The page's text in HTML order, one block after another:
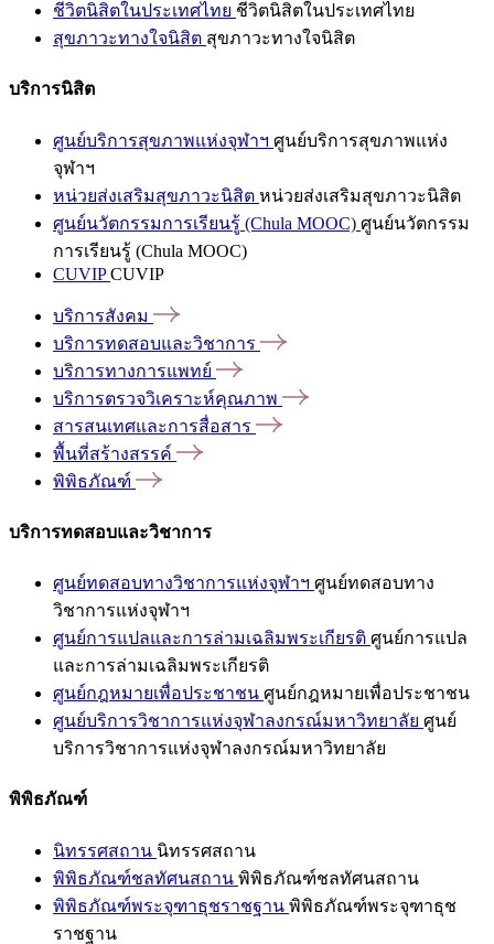
ชีวิตนิสิตในประเทศไทย ชีวิตนิสิตในประเทศไทย
สุขภาวะทางใจนิสิต สุขภาวะทางใจนิสิต
บริการนิสิต
ศูนย์บริการสุขภาพแห่งจุฬาฯ ศูนย์บริการสุขภาพแห่ง
จุฬาฯ
หน่วยส่งเสริมสุขภาวะนิสิต หน่วยส่งเสริมสุขภาวะนิสิต
ศูนย์นวัตกรรมการเรียนรู้ (Chula MOOC) ศูนย์นวัตกรรม
การเรียนรู้ (Chula MOOC)
CUVIPCUVIP
บริการสังคม
บริการทดสอบและวิชาการ
บริการทางการแพทย์
บริการตรวจวิเคราะห์คุณภาพ
สารสนเทศและการสื่อสาร
พื้นที่สร้างสรรค์
พิพิธภัณฑ์
บริการทดสอบและวิชาการ
ศูนย์ทดสอบทางวิชาการแห่งจุฬาฯ ศูนย์ทดสอบทาง
วิชาการแห่งจุฬาฯ
ศูนย์การแปลและการล่ามเฉลิมพระเกียรติ ศูนย์การแปล
และการล่ามเฉลิมพระเกียรติ
ศูนย์กฎหมายเพื่อประชาชน ศูนย์กฎหมายเพื่อประชาชน
ศูนย์บริการวิชาการแห่งจุฬาลงกรณ์มหาวิทยาลัย ศูนย์
บริการวิชาการแห่งจุฬาลงกรณ์มหาวิทยาลัย
พิพิธภัณฑ์
นิทรรศสถาน นิทรรศสถาน
พิพิธภัณฑ์ชลทัศนสถาน พิพิธภัณฑ์ชลทัศนสถาน
พิพิธภัณฑ์พระจุฑาธุชราชฐาน พิพิธภัณฑ์พระจุฑาธุช
ราชฐาน